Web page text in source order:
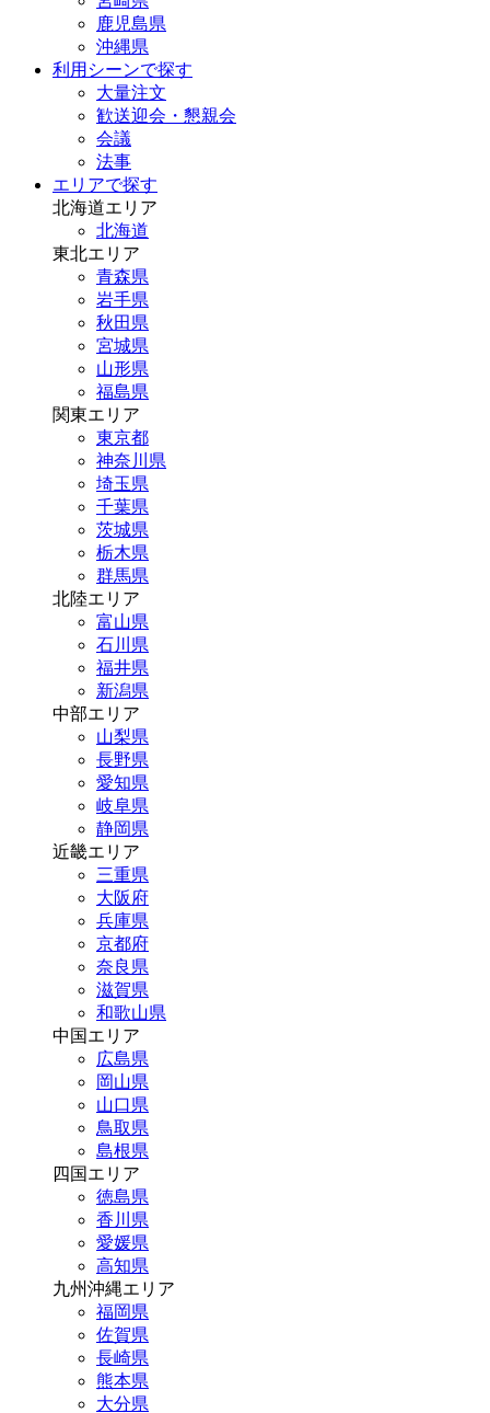
鹿児島県
沖縄県
利用シーンで探す
大量注文
歓送迎会・懇親会
会議
法事
エリアで探す
北海道エリア
北海道
東北エリア
青森県
岩手県
秋田県
宮城県
山形県
福島県
関東エリア
東京都
神奈川県
埼玉県
千葉県
茨城県
栃木県
群馬県
北陸エリア
富山県
石川県
福井県
新潟県
中部エリア
山梨県
長野県
愛知県
岐阜県
静岡県
近畿エリア
三重県
大阪府
兵庫県
京都府
奈良県
滋賀県
和歌山県
中国エリア
広島県
岡山県
山口県
鳥取県
島根県
四国エリア
徳島県
香川県
愛媛県
高知県
九州沖縄エリア
福岡県
佐賀県
長崎県
熊本県
大分県